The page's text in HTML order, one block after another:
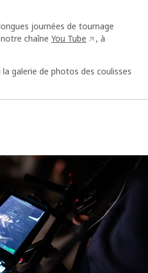
journées de tournage
chaîne You Tube
, à
galerie de photos des coulisses